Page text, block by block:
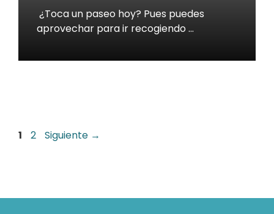
¿Toca un paseo hoy? Pues puedes
aprovechar para ir recogiendo …
Página
1 Página
2 Siguiente →